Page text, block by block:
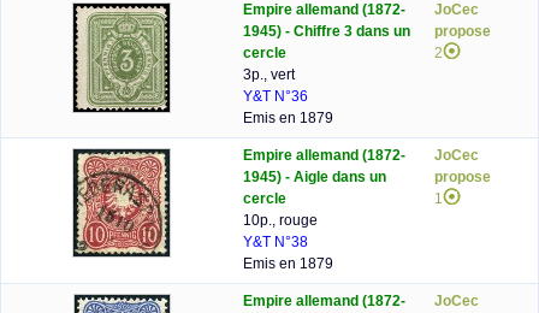
Empire allemand (1872-
1945) - Chiffre 3 dans un
cercle
3p., vert
Y&T N°36
Emis en 1879
JoCec
propose
2
Empire allemand (1872-
1945) - Aigle dans un
cercle
10p., rouge
Y&T N°38
Emis en 1879
JoCec
propose
1
Empire allemand (1872-
JoCec